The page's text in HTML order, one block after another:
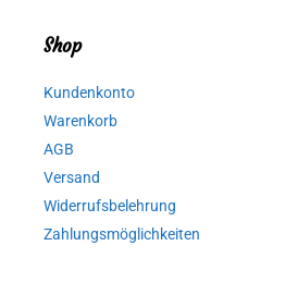
Shop
Kundenkonto
Warenkorb
AGB
Versand
Widerrufsbelehrung
Zahlungsmöglichkeiten